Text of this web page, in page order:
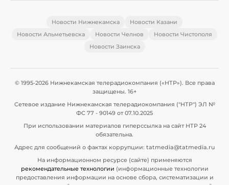
Новости Нижнекамска
Новости Казани
Новости Альметьевска
Новости Челнов
Новости Чистополя
Новости Заинска
© 1995-2026 Нижнекамская телерадиокомпания («НТР»). Все права
защищены. 16+
Сетевое издание Нижнекамская телерадиокомпания ("НТР") ЭЛ №
ФС 77 - 90149 от 07.10.2025
При использовании материалов гиперссылка на сайт НТР 24
обязательна.
Адрес для сообщений о фактах коррупции: tatmedia@tatmedia.ru
На информационном ресурсе (сайте) применяются
рекомендательные технологии (информационные технологии
предоставления информации на основе сбора, систематизации и